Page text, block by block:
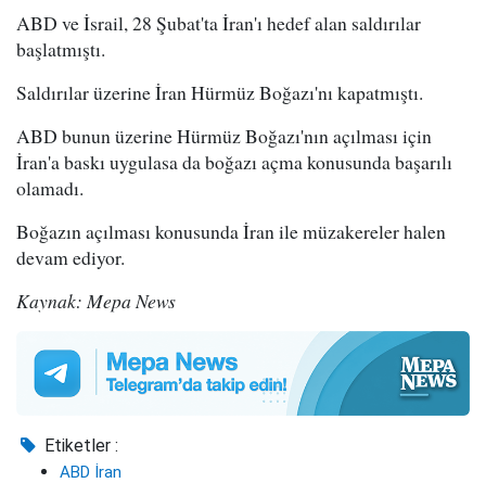
ABD ve İsrail, 28 Şubat'ta İran'ı hedef alan saldırılar
başlatmıştı.
Saldırılar üzerine İran Hürmüz Boğazı'nı kapatmıştı.
ABD bunun üzerine Hürmüz Boğazı'nın açılması için
İran'a baskı uygulasa da boğazı açma konusunda başarılı
olamadı.
Boğazın açılması konusunda İran ile müzakereler halen
devam ediyor.
Kaynak: Mepa News
Etiketler :
ABD İran